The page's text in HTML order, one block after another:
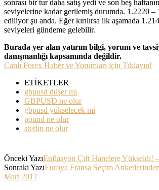
sonrası bir tur daha satış yedi ve son beş
seviyelerine kadar gerilemiş durumda. 1.2220 –
ediliyor şu anda. Eğer kırılırsa ilk aşamada
seviyeleri gündeme gelebilir.
Burada yer alan yatırım bilgi, yorum ve
danışmanlığı kapsamında değildir.
Canlı Forex Haber ve Yorumları için Tıklayın!
ETİKETLER
gbpusd düşer mi
GBPUSD ne olur
gbpusd yükselecek mi
pound ne olur
sterlin ne olur
Önceki YazıEnflasyon Çift Hanelere Yükseldi!
Sonraki YazıEuroya Fransa Seçim
Mart 2017